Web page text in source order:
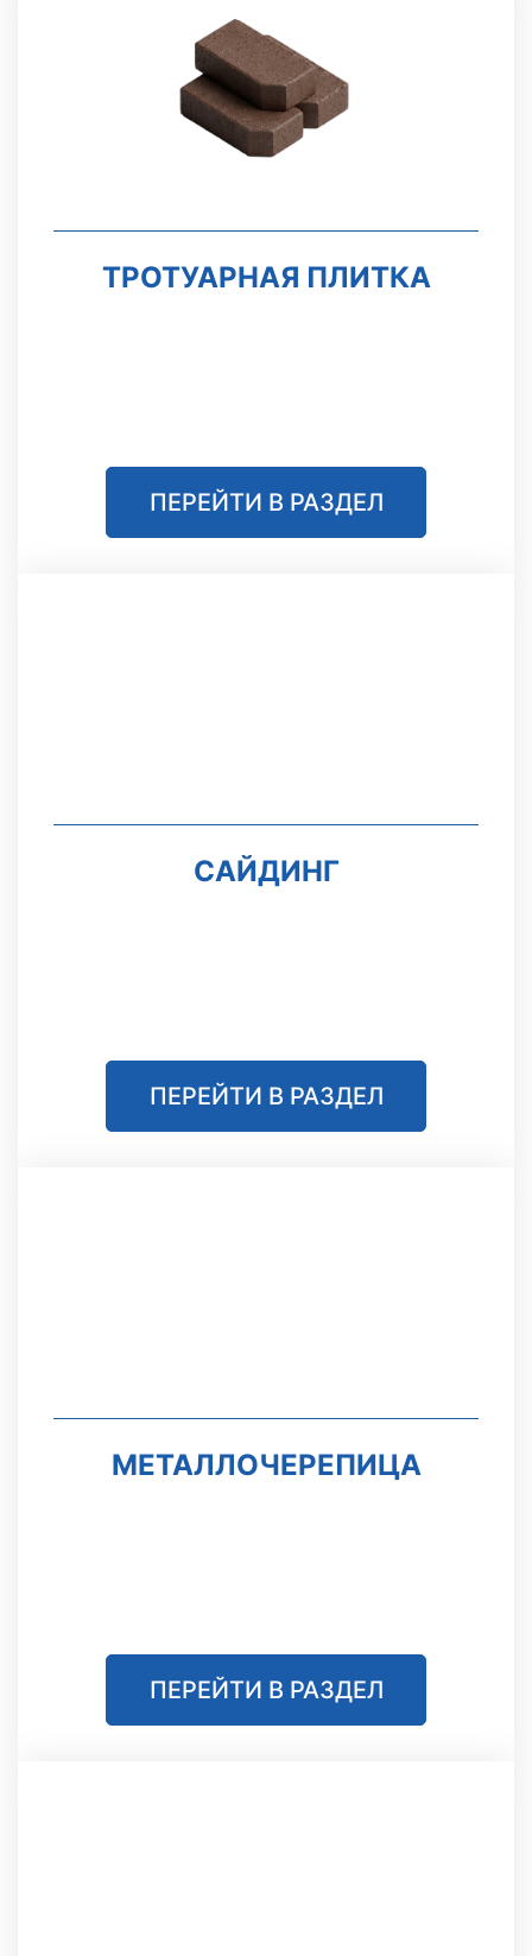
ТРОТУАРНАЯ ПЛИТКА
ПЕРЕЙТИ В РАЗДЕЛ
САЙДИНГ
ПЕРЕЙТИ В РАЗДЕЛ
МЕТАЛЛОЧЕРЕПИЦА
ПЕРЕЙТИ В РАЗДЕЛ